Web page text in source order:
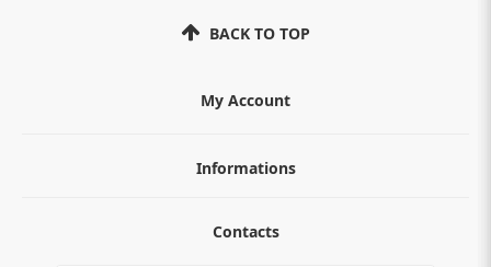
BACK TO TOP
My Account
Informations
TERMS AND CONDITIONS
Contacts